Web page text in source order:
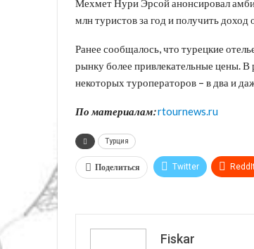
Мехмет Нури Эрсой анонсировал
млн туристов за год и получить
Ранее сообщалось, что турецкие
рынку более привлекательные цены. В
некоторых туроператоров – в два и
По материалам:rtournews.ru
Турция
Поделиться Twitter
Fiskar